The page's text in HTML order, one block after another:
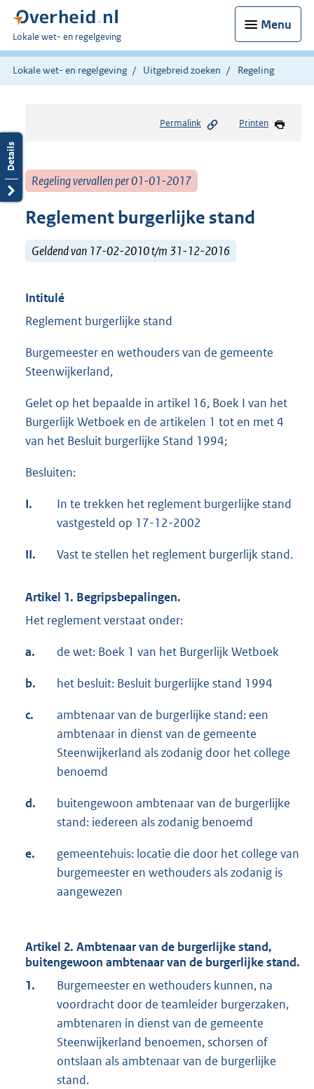
Menu
U
bent
hier:
Lokale wet- en regelgeving
Lokale wet- en regelgeving Uitgebreid zoeken Regeling
Permalink Printen
Regeling vervallen per 01-01-2017
Reglement burgerlijke stand
Geldend van 17-02-2010 t/m 31-12-2016
Intitulé
Reglement burgerlijke stand
Burgemeester en wethouders van de gemeente
Steenwijkerland,
Gelet op het bepaalde in artikel 16, Boek I van het
Burgerlijk Wetboek en de artikelen 1 tot en met 4
van het Besluit burgerlijke Stand 1994;
Besluiten:
I.
In te trekken het reglement burgerlijke stand
vastgesteld op 17-12-2002
II. Vast te stellen het reglement burgerlijk stand.
Artikel 1. Begripsbepalingen.
Het reglement verstaat onder:
a. de wet: Boek 1 van het Burgerlijk Wetboek
b. het besluit: Besluit burgerlijke stand 1994
c.
ambtenaar van de burgerlijke stand: een
ambtenaar in dienst van de gemeente
Steenwijkerland als zodanig door het college
benoemd
d.
buitengewoon ambtenaar van de burgerlijke
stand: iedereen als zodanig benoemd
e.
gemeentehuis: locatie die door het college van
burgemeester en wethouders als zodanig is
aangewezen
Artikel 2. Ambtenaar van de burgerlijke stand,
buitengewoon ambtenaar van de burgerlijke stand.
1.
Burgemeester en wethouders kunnen, na
voordracht door de teamleider burgerzaken,
ambtenaren in dienst van de gemeente
Steenwijkerland benoemen, schorsen of
ontslaan als ambtenaar van de burgerlijke
stand.